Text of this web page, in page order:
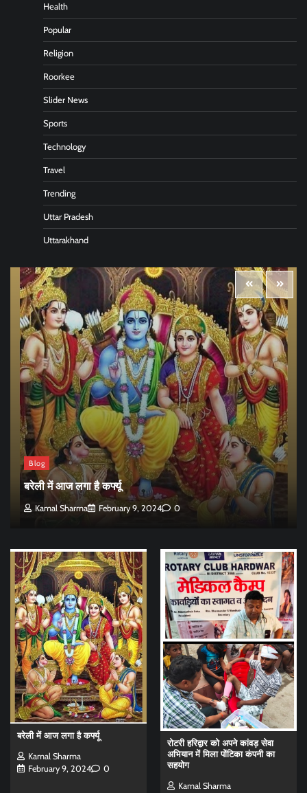
Health
Popular
Religion
Roorkee
Slider News
Sports
Technology
Travel
Trending
Uttar Pradesh
Uttarakhand
Blog
बरेली में आज लगा है कर्फ्यू
Kamal Sharma February 9, 2024 0
बरेली में आज लगा है कर्फ्यू
Kamal Sharma
February 9, 2024
0
रोटरी हरिद्वार को अपने कांवड़ सेवा
अभियान में मिला पोंटिका कंपनी का
सहयोग
Kamal Sharma